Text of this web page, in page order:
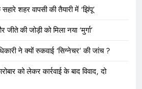
शहर वापसी की तैयारी में ‘झिंपू’
की जोड़ी को मिला नया ‘मुर्गा’
ने क्यों रुकवाई ‘सिग्नेचर’ की जांच ?
को लेकर कार्रवाई के बाद विवाद, दो